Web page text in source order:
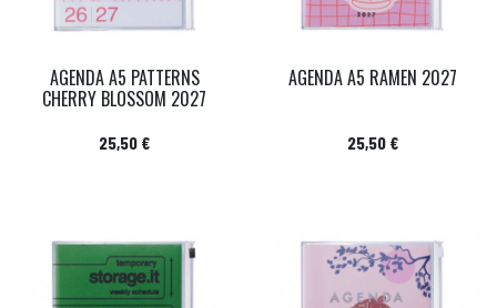
AGENDA A5 PATTERNS
CHERRY BLOSSOM 2027
Prix
25,50 €
AGENDA A5 RAMEN 2027
Prix
25,50 €